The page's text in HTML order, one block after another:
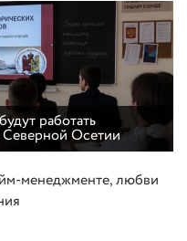
работать
Северной Осетии